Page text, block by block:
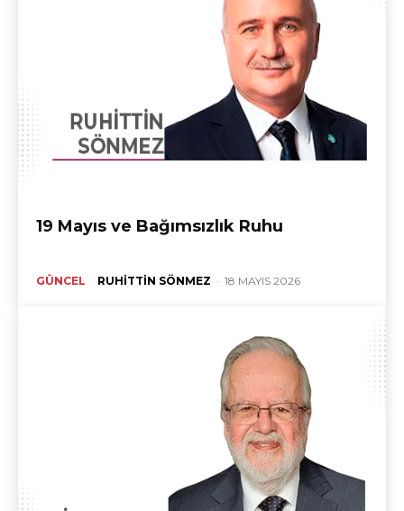
19 Mayıs ve Bağımsızlık Ruhu
GÜNCEL RUHITTIN SÖNMEZ - 18 MAYIS 2026